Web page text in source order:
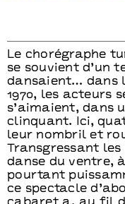
Le chorégraphe
se souvient d’un
dansaient… dans
1970, les acteurs
s’aimaient, dans
clinquant. Ici,
leur nombril et
Transgressant
danse du ventre,
pourtant
ce spectacle